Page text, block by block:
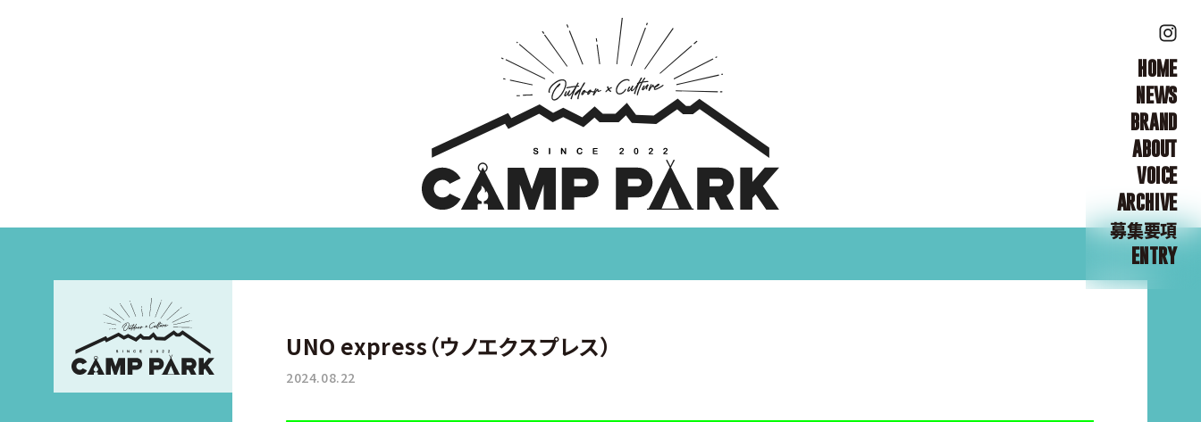
HOME
NEWS
BRAND
ABOUT
VOICE
ARCHIVE
募集要項
ENTRY
UNO express（ウノエクスプレス）
2024.08.22